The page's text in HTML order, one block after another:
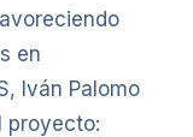
en
Iván Palomo
proyecto: